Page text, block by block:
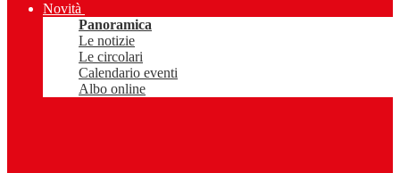
Novità
Panoramica
Le notizie
Le circolari
Calendario eventi
Albo online